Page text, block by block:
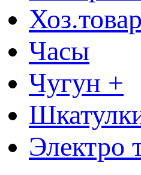
Часы
Чугун +
Электро